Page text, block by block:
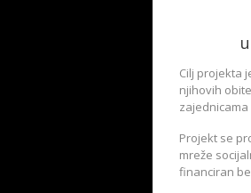
Cilj projekta
njihovih
Projekt se
mreže
financiran